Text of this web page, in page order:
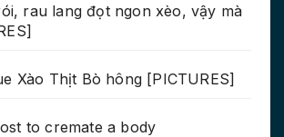
rau lang đọt ngon xèo, vậy mà
Xào Thịt Bò hông [PICTURES]
to cremate a body